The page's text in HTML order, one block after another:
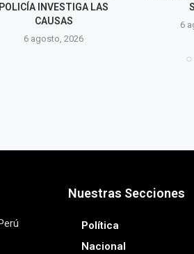
POLICÍA INVESTIGA LAS
CAUSAS
6 agosto, 2026
6
Nuestras Secciones
Política
Nacional